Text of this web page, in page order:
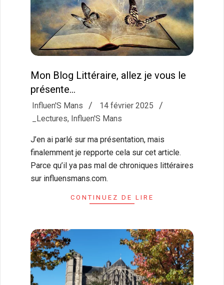
Mon Blog Littéraire, allez je vous le
présente…
2025-
02-
Influen'S Mans
14 février 2025
_Lectures, Influen'S Mans
J’en ai parlé sur ma présentation, mais
finalemment je repporte cela sur cet article.
Parce qu’il ya pas mal de chroniques littéraires
sur influensmans.com.
CONTINUEZ DE LIRE